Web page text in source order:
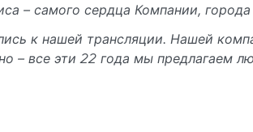
– самого сердца Компании, города
к нашей трансляции. Нашей
– все эти 22 года мы предлагаем